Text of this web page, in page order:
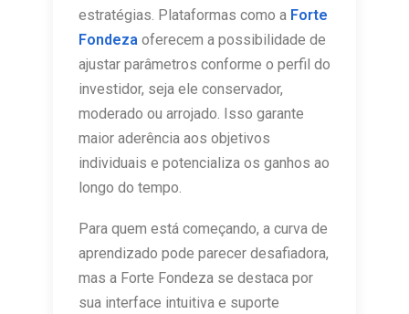
estratégias. Plataformas como a Forte
Fondeza oferecem a possibilidade de
ajustar parâmetros conforme o perfil do
investidor, seja ele conservador,
moderado ou arrojado. Isso garante
maior aderência aos objetivos
individuais e potencializa os ganhos ao
longo do tempo.
Para quem está começando, a curva de
aprendizado pode parecer desafiadora,
mas a Forte Fondeza se destaca por
sua interface intuitiva e suporte